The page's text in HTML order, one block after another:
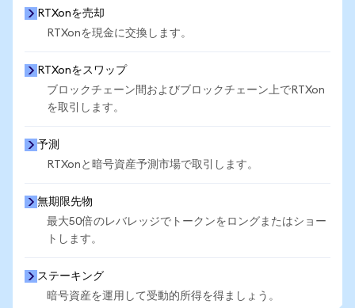
RTXonを売却
RTXonを現金に交換します。
RTXonをスワップ
ブロックチェーン間およびブロックチェーン上でRTXon
を取引します。
予測
RTXonと暗号資産予測市場で取引します。
無期限先物
最大50倍のレバレッジでトークンをロングまたはショー
トします。
ステーキング
暗号資産を運用して受動的所得を得ましょう。